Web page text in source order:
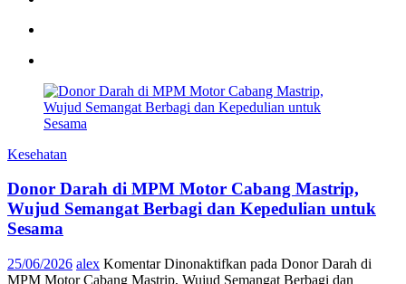
Kesehatan
Donor Darah di MPM Motor Cabang Mastrip,
Wujud Semangat Berbagi dan Kepedulian untuk
Sesama
25/06/2026 alex Komentar Dinonaktifkan pada Donor Darah di
MPM Motor Cabang Mastrip, Wujud Semangat Berbagi dan